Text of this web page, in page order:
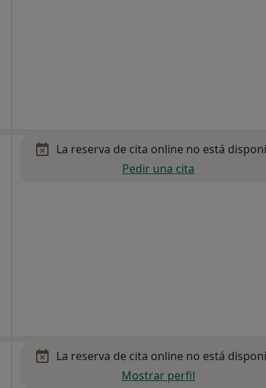
La reserva de cita online no está
Pedir una cita
La reserva de cita online no está
Mostrar perfil